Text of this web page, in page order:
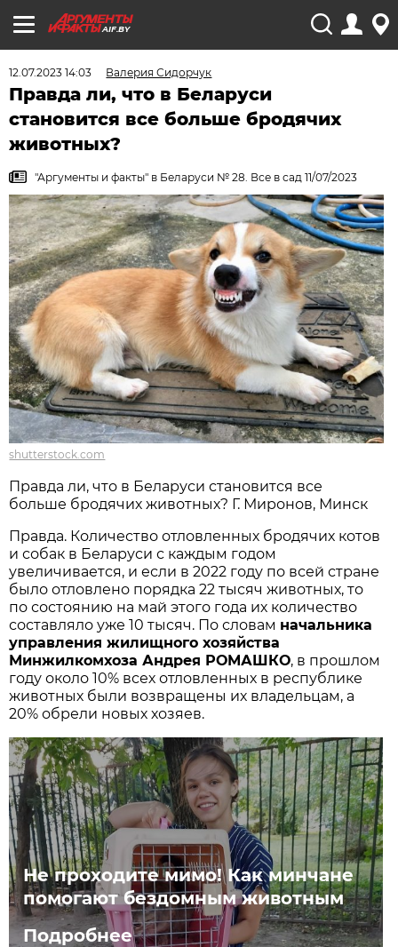
AIF.BY
12.07.2023 14:03 Валерия Сидорчук
Правда ли, что в Беларуси
становится все больше бродячих
животных?
"Аргументы и факты" в Беларуси № 28. Все в сад 11/07/2023
shutterstock.com
Правда ли, что в Беларуси становится все
больше бродячих животных? Г. Миронов, Минск
Правда. Количество отловленных бродячих котов
и собак в Беларуси с каждым годом
увеличивается, и если в 2022 году по всей стране
было отловлено порядка 22 тысяч животных, то
по состоянию на май этого года их количество
составляло уже 10 тысяч. По словам начальника
управления жилищного хозяйства
Минжилкомхоза Андрея РОМАШКО, в прошлом
году около 10% всех отловленных в республике
животных были возвращены их владельцам, а
20% обрели новых хозяев.
Не проходите мимо! Как минчане
помогают бездомным животным
Подробнее